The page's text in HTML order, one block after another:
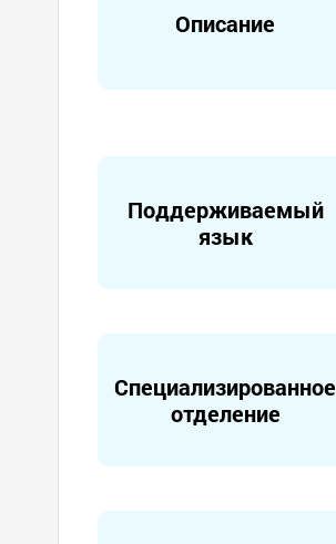
Описание
Поддерживаемый
язык
Специализированное
отделение